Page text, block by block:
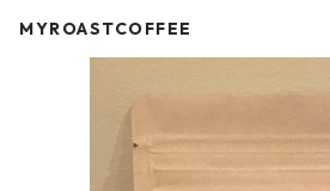
MYROASTCOFFEE